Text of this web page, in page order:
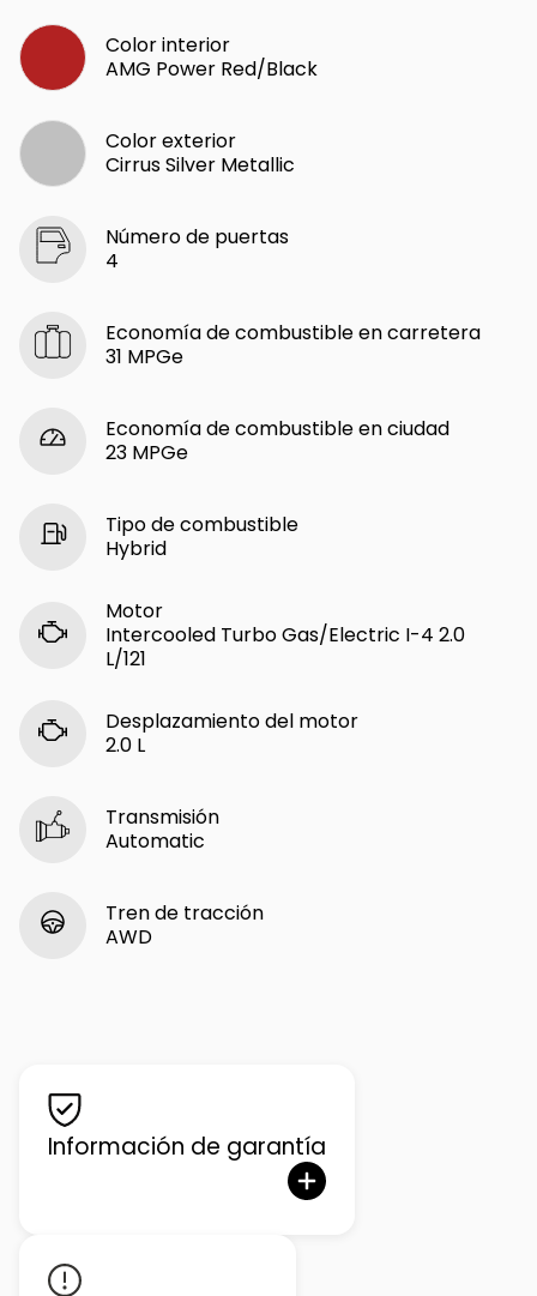
Color interior
AMG Power Red/Black
Color exterior
Cirrus Silver Metallic
Número de puertas
4
Economía de combustible en carretera
31 MPGe
Economía de combustible en ciudad
23 MPGe
Tipo de combustible
Hybrid
Motor
Intercooled Turbo Gas/Electric I-4 2.0
L/121
Desplazamiento del motor
2.0 L
Transmisión
Automatic
Tren de tracción
AWD
Información de garantía